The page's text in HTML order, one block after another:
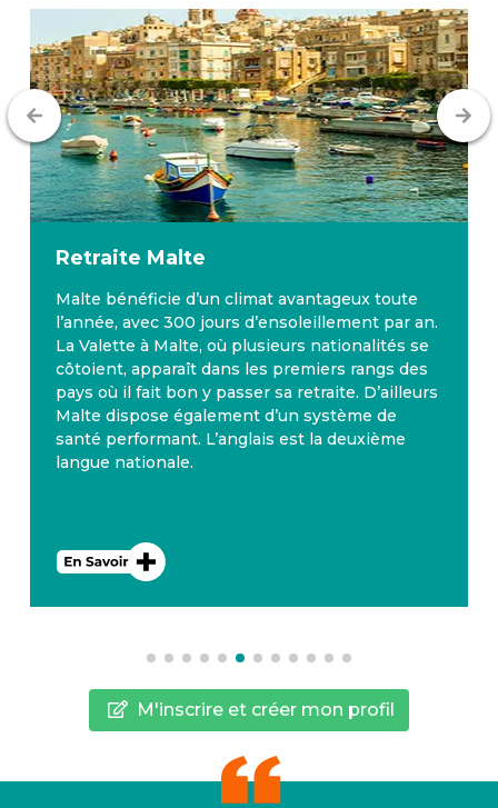
Retraite Malte
Malte bénéficie d’un climat avantageux toute
l’année, avec 300 jours d’ensoleillement par an.
La Valette à Malte, où plusieurs nationalités se
côtoient, apparaît dans les premiers rangs des
pays où il fait bon y passer sa retraite. D’ailleurs
Malte dispose également d’un système de
santé performant. L’anglais est la deuxième
langue nationale.
M'inscrire et créer mon profil